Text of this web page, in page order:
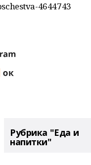
4644743
Рубрика "Еда и
напитки"